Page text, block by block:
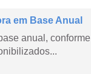
em Base Anual
anual, conforme